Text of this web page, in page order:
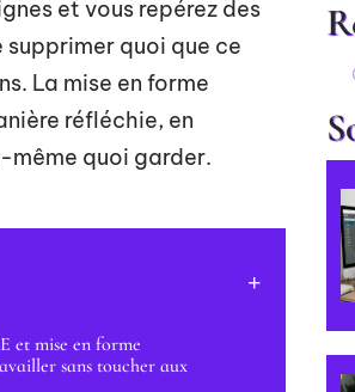
et vous repérez des
supprimer quoi que ce
La mise en forme
réfléchie, en
même quoi garder.
et mise en forme
sans toucher aux